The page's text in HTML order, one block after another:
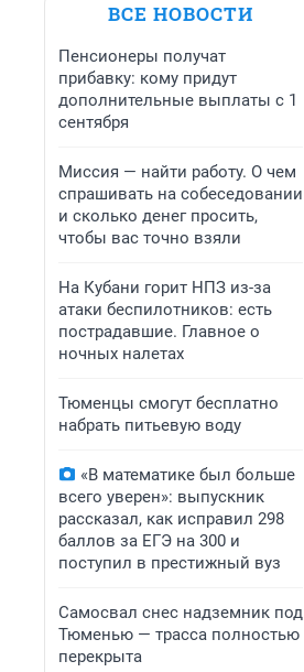
ВСЕ НОВОСТИ
Пенсионеры получат
прибавку: кому придут
дополнительные выплаты с 1
сентября
Миссия — найти работу. О чем
спрашивать на собеседовании
и сколько денег просить,
чтобы вас точно взяли
На Кубани горит НПЗ из-за
атаки беспилотников: есть
пострадавшие. Главное о
ночных налетах
Тюменцы смогут бесплатно
набрать питьевую воду
«В математике был больше
всего уверен»: выпускник
рассказал, как исправил 298
баллов за ЕГЭ на 300 и
поступил в престижный вуз
Самосвал снес надземник под
Тюменью — трасса полностью
перекрыта